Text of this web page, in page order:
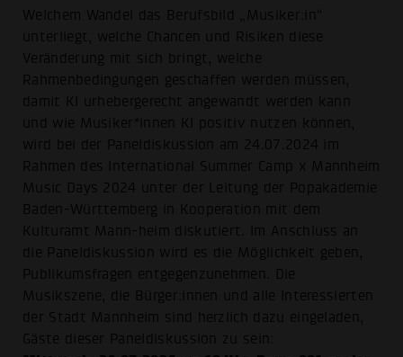
Welchem Wandel das Berufsbild „Musiker:in“
unterliegt, welche Chancen und Risiken diese
Veränderung mit sich bringt, welche
Rahmenbedingungen geschaffen werden müssen,
damit KI urhebergerecht angewandt werden kann
und wie Musiker*innen KI positiv nutzen können,
wird bei der Paneldiskussion am 24.07.2024 im
Rahmen des International Summer Camp x Mannheim
Music Days 2024 unter der Leitung der Popakademie
Baden-Württemberg in Kooperation mit dem
Kulturamt Mann-heim diskutiert. Im Anschluss an
die Paneldiskussion wird es die Möglichkeit geben,
Publikumsfragen entgegenzunehmen. Die
Musikszene, die Bürger:innen und alle Interessierten
der Stadt Mannheim sind herzlich dazu eingeladen,
Gäste dieser Paneldiskussion zu sein: